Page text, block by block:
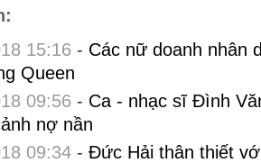
15:16 - Các nữ doanh nhân
Queen
09:56 - Ca - nhạc sĩ Đình
nợ nần
09:34- Đức Hải thân thiết